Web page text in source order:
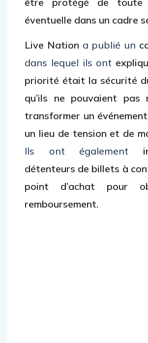
éventuelle dans un cadre
Live Nation a publié un
dans lequel ils ont
priorité était la sécurité
qu’ils ne pouvaient pas
transformer un
un lieu de tension et de
Ils ont également
détenteurs de billets à
point d’achat pour
remboursement.